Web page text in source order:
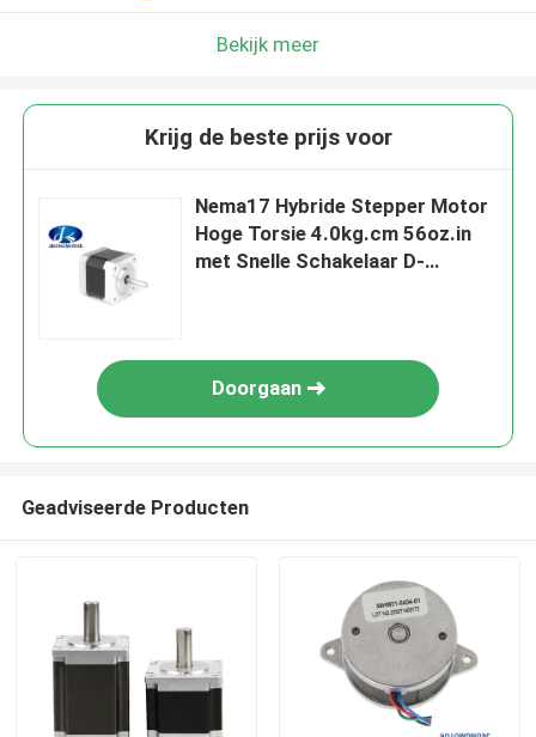
Bekijk meer
Krijg de beste prijs voor
Nema17 Hybride Stepper Motor
Hoge Torsie 4.0kg.cm 56oz.in
met Snelle Schakelaar D-
Doorgaan
Geadviseerde Producten